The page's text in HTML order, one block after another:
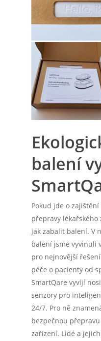
balení
Pokud jde o
přepravy lékařského
jak zabalit balení. V
balení jsme vyvinuli
pro nejnovější
péče o pacienty od
SmartQare vyvíjí
senzory pro
24/7. Pro ně
bezpečnou
zařízení. Lidé a